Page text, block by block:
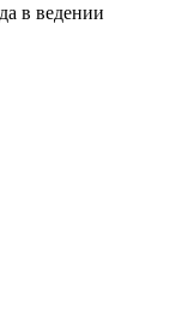
в ведении